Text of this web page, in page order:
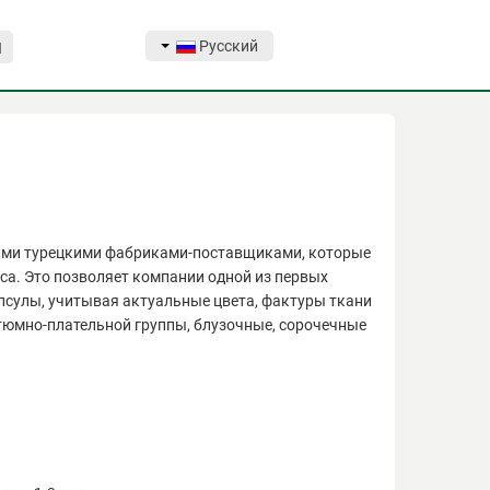
Русский
турецкими фабриками-поставщиками, которые
Это позволяет компании одной из первых
учитывая актуальные цвета, фактуры ткани
плательной группы, блузочные, сорочечные